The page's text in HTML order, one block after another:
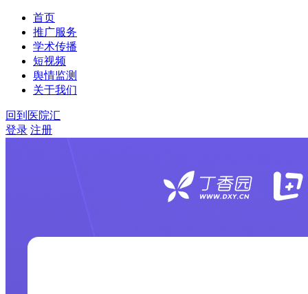
首页
推广服务
学术传播
短视频
舆情监测
关于我们
回到医院汇
登录 注册